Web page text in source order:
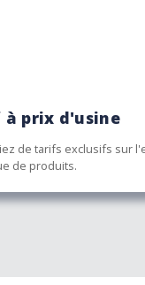
prix d'usine
de tarifs exclusifs sur
de produits.